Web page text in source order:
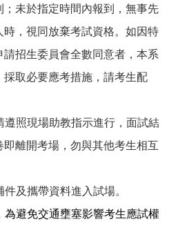
未於指定時間內報到，無事先
，視同放棄考試資格。如因特
招生委員會全數同意者，本系
取必要應考措施，請考生配
遵照現場助教指示進行，面試結
離開考場，勿與其他考生相互
及攜帶資料進入試場。
為避免交通壅塞影響考生應試權